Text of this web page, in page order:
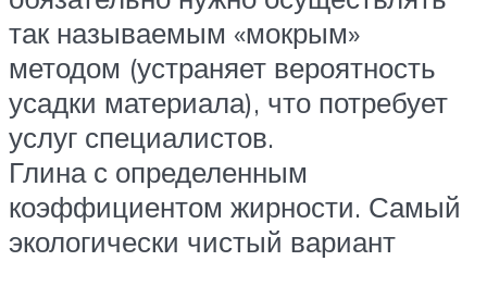
так называемым «мокрым»
методом (устраняет вероятность
усадки материала), что потребует
услуг специалистов.
Глина с определенным
коэффициентом жирности. Самый
экологически чистый вариант